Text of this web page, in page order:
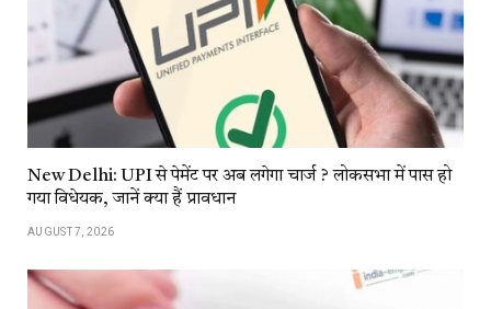
New Delhi: UPI से पेमेंट पर अब लगेगा चार्ज ? लोकसभा में पास हो
गया विधेयक, जानें क्या हैं प्रावधान
AUGUST 7, 2026